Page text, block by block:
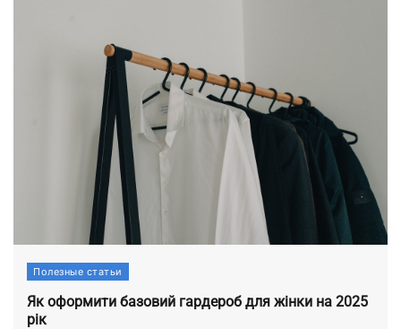
Полезные статьи
Як оформити базовий гардероб для жінки на 2025
рік